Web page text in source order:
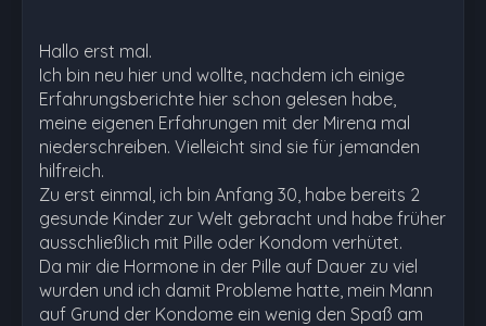
Hallo erst mal.
Ich bin neu hier und wollte, nachdem ich einige
Erfahrungsberichte hier schon gelesen habe,
meine eigenen Erfahrungen mit der Mirena mal
niederschreiben. Vielleicht sind sie für jemanden
hilfreich.
Zu erst einmal, ich bin Anfang 30, habe bereits 2
gesunde Kinder zur Welt gebracht und habe früher
ausschließlich mit Pille oder Kondom verhütet.
Da mir die Hormone in der Pille auf Dauer zu viel
wurden und ich damit Probleme hatte, mein Mann
auf Grund der Kondome ein wenig den Spaß am